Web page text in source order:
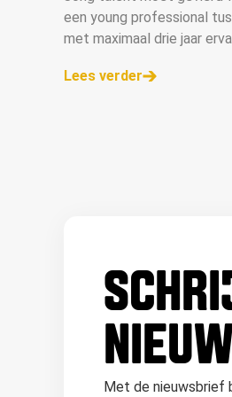
een young professional
met maximaal drie jaar
om de Young in Media
Lees verder
Met de nieuwsbrief